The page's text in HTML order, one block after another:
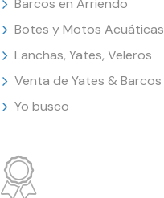
Barcos en Arriendo
Botes y Motos Acuáticas
Lanchas, Yates, Veleros
Venta de Yates & Barcos
Yo busco